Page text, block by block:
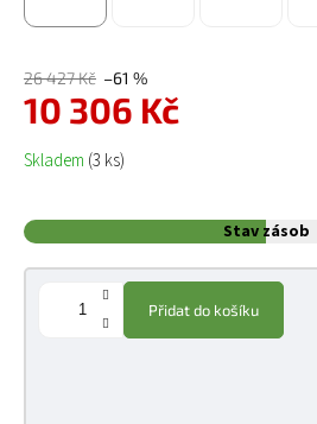
26 427 Kč –61 %
10 306 Kč
Měrná cena:
Skladem (3 ks)
Stav zásob
Přidat do košíku